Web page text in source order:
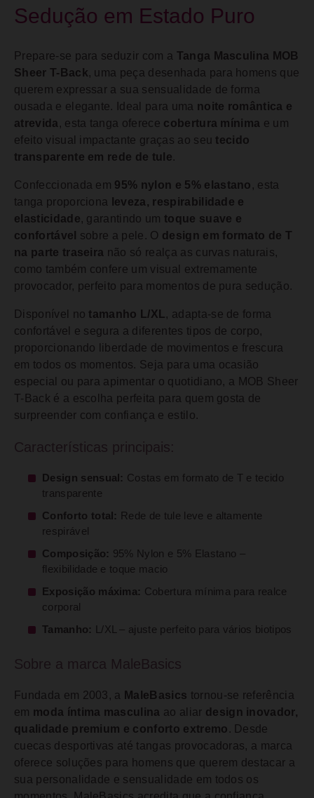
Sedução em Estado Puro
Prepare-se para seduzir com a Tanga Masculina MOB
Sheer T-Back, uma peça desenhada para homens que
querem expressar a sua sensualidade de forma
ousada e elegante. Ideal para uma noite romântica e
atrevida , esta tanga oferece cobertura mínima e um
efeito visual impactante graças ao seu tecido
transparente em rede de tule.
Confeccionada em 95% nylon e 5% elastano , esta
tanga proporciona
leveza, respirabilidade e
elasticidade, garantindo um toque suave e
confortável
sobre a pele. O design em formato de T
na parte traseira não só realça as curvas naturais,
como também confere um visual extremamente
provocador, perfeito para momentos de pura sedução.
Disponível no tamanho L/XL , adapta-se de forma
confortável e segura a diferentes tipos de corpo,
proporcionando liberdade de movimentos e frescura
em todos os momentos. Seja para uma ocasião
especial ou para apimentar o quotidiano, a MOB Sheer
T-Back é a escolha perfeita para quem gosta de
surpreender com confiança e estilo.
Características principais:
Design sensual: Costas em formato de T e tecido
transparente
Conforto total:
Rede de tule leve e altamente
respirável
Composição: 95% Nylon e 5% Elastano –
flexibilidade e toque macio
Exposição máxima: Cobertura mínima para realce
corporal
Tamanho:
L/XL – ajuste perfeito para vários biotipos
Sobre a marca MaleBasics
Fundada em 2003, a MaleBasics tornou-se referência
em moda íntima masculina ao aliar design inovador,
qualidade premium e conforto extremo . Desde
cuecas desportivas até tangas provocadoras, a marca
oferece soluções para homens que querem destacar a
sua personalidade e sensualidade em todos os